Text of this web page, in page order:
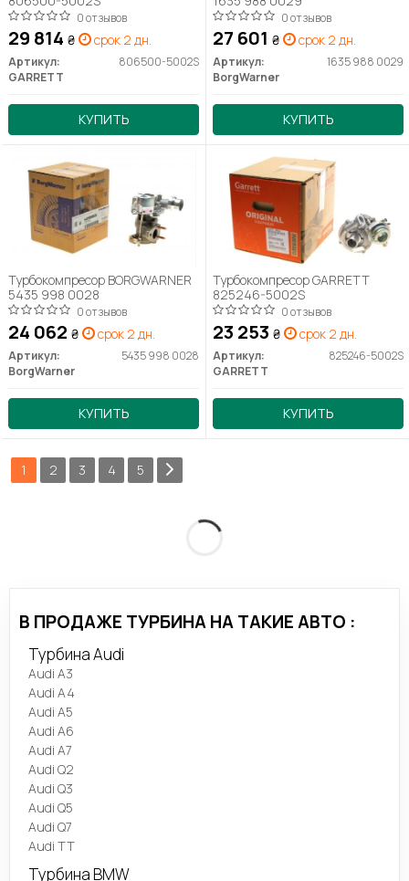
0 отзывов
29 814 ₴ срок 2 дн.
Артикул:
806500-5002S
GARRETT
КУПИТЬ
0 отзывов
27 601 ₴ срок 2 дн.
Артикул:
1635 988 0029
BorgWarner
КУПИТЬ
Турбокомпресор BORGWARNER
5435 998 0028
0 отзывов
24 062 ₴ срок 2 дн.
Артикул:
5435 998 0028
BorgWarner
КУПИТЬ
Турбокомпресор GARRETT
825246-5002S
0 отзывов
23 253 ₴ срок 2 дн.
Артикул:
825246-5002S
GARRETT
КУПИТЬ
1 2 3 4 5
В ПРОДАЖЕ ТУРБИНА НА ТАКИЕ АВТО :
Турбина Audi
Audi A3
Audi A4
Audi A5
Audi A6
Audi A7
Audi Q2
Audi Q3
Audi Q5
Audi Q7
Audi TT
Турбина BMW